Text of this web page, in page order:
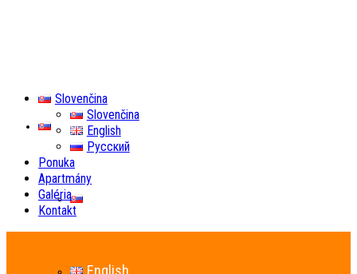
Slovenčina
English
Slovenčina
Slovenčina
English
Русский
Ponuka
Apartmány
Galéria
Kontakt